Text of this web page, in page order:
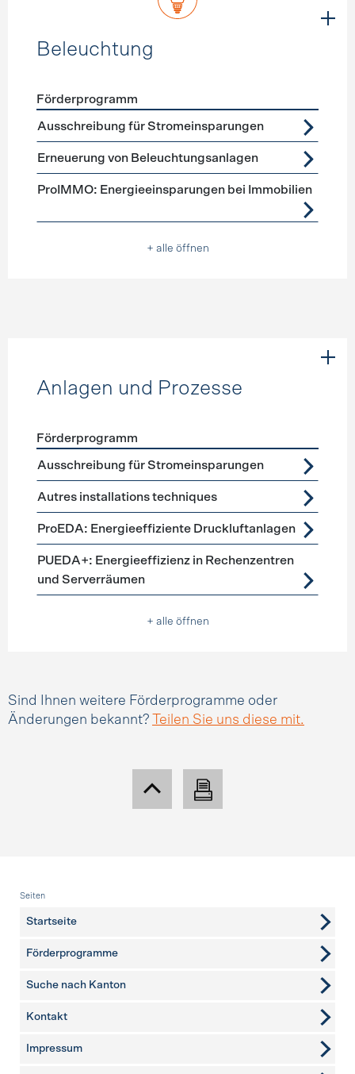
Beleuchtung
Förderprogramme Beleuchtung
Förderprogramm
Ausschreibung für Stromeinsparungen
Erneuerung von Beleuchtungsanlagen
ProIMMO: Energieeinsparungen bei Immobilien
+ alle öffnen
Anlagen und Prozesse
Förderprogramme Anlagen und Prozesse
Förderprogramm
Ausschreibung für Stromeinsparungen
Autres installations techniques
ProEDA: Energieeffiziente Druckluftanlagen
PUEDA+: Energieeffizienz in Rechenzentren
und Serverräumen
+ alle öffnen
Sind Ihnen weitere Förderprogramme oder
Änderungen bekannt?
Teilen Sie uns diese mit.
Fusszeile
Seiten
Startseite
Förderprogramme
Suche nach Kanton
weitere Seiten
Kontakt
Impressum